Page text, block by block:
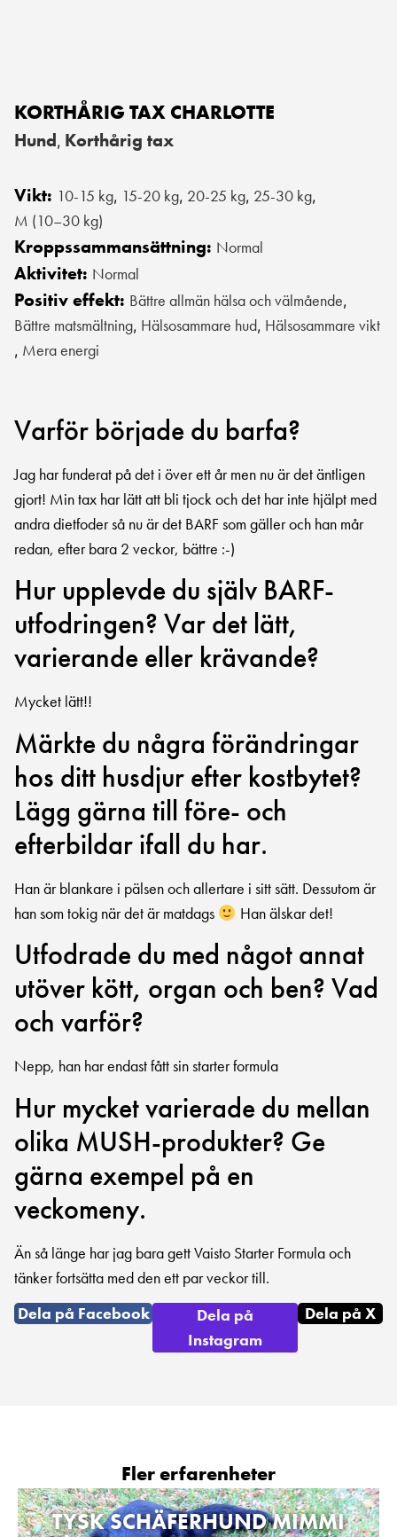
KORTHÅRIG TAX CHARLOTTE
Hund, Korthårig tax
Vikt: 10-15 kg, 15-20 kg, 20-25 kg, 25-30 kg,
M (10–30 kg)
Kroppssammansättning: Normal
Aktivitet: Normal
Positiv effekt: Bättre allmän hälsa och välmående,
Bättre matsmältning, Hälsosammare hud, Hälsosammare vikt
, Mera energi
Varför började du barfa?
Jag har funderat på det i över ett år men nu är det äntligen
gjort! Min tax har lätt att bli tjock och det har inte hjälpt med
andra dietfoder så nu är det BARF som gäller och han mår
redan, efter bara 2 veckor, bättre :-)
Hur upplevde du själv BARF-
utfodringen? Var det lätt,
varierande eller krävande?
Mycket lätt!!
Märkte du några förändringar
hos ditt husdjur efter kostbytet?
Lägg gärna till före- och
efterbildar ifall du har.
Han är blankare i pälsen och allertare i sitt sätt. Dessutom är
han som tokig när det är matdags
Han älskar det!
Utfodrade du med något annat
utöver kött, organ och ben? Vad
och varför?
Nepp, han har endast fått sin starter formula
Hur mycket varierade du mellan
olika MUSH-produkter? Ge
gärna exempel på en
veckomeny.
Än så länge har jag bara gett Vaisto Starter Formula och
tänker fortsätta med den ett par veckor till.
Dela på Facebook
Dela på
Instagram
Dela på X
Fler erfarenheter
TYSK SCHÄFERHUND MIMMI